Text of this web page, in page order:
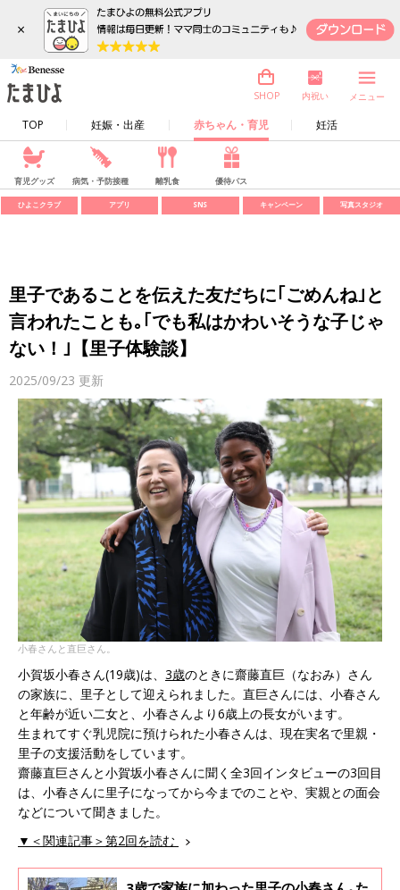
×
TOP 妊娠・出産 赤ちゃん・育児 妊活
SHOP 内祝い メニュー
育児グッズ 病気・予防接種 離乳食 優待パス
ひよこクラブ アプリ SNS キャンペーン 写真スタジオ
里子であることを伝えた友だちに｢ごめんね｣と
言われたことも｡｢でも私はかわいそうな子じゃ
ない！｣【里子体験談】
2025/09/23 更新
小春さんと直巨さん。
小賀坂小春さん(19歳)は、 3歳のときに齋藤直巨（なおみ）さん
の家族に、里子として迎えられました。直巨さんには、小春さん
と年齢が近い二女と、小春さんより6歳上の長女がいます。
生まれてすぐ乳児院に預けられた小春さんは、現在実名で里親・
里子の支援活動をしています。
齋藤直巨さんと小賀坂小春さんに聞く全3回インタビューの3回目
は、小春さんに里子になってから今までのことや、実親との面会
などについて聞きました。
▼＜関連記事＞第2回を読む